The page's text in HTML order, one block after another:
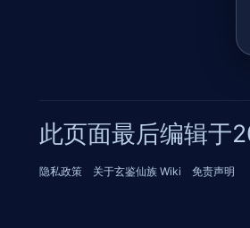
此页面最后编辑于
隐私政策 关于玄鉴仙族 Wiki 免责声明